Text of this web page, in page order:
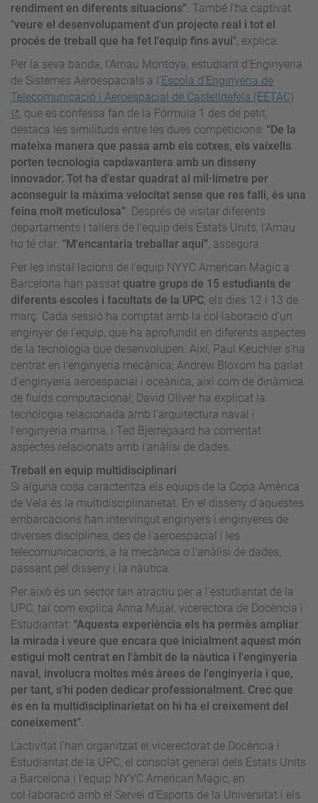
rendiment en diferents situacions”. També l'ha captivat
"veure el desenvolupament d'un projecte real i tot el
procés de treball que ha fet l'equip fins avui", explica.
Per la seva banda, l'Arnau Montoya, estudiant d'Enginyeria
de Sistemes Aeroespacials a l'Escola d'Enginyeria de
Telecomunicació i Aeroespacial de Castelldefels (EETAC)
, que es confessa fan de la Fórmula 1 des de petit,
destaca les similituds entre les dues competicions: “De la
mateixa manera que passa amb els cotxes, els vaixells
porten tecnologia capdavantera amb un disseny
innovador. Tot ha d'estar quadrat al mil·límetre per
aconseguir la màxima velocitat sense que res falli, és una
feina molt meticulosa”. Després de visitar diferents
departaments i tallers de l'equip dels Estats Units, l'Arnau
ho té clar: “M'encantaria treballar aquí”, assegura.
Per les instal·lacions de l'equip NYYC American Magic a
Barcelona han passat quatre grups de 15 estudiants de
diferents escoles i facultats de la UPC, els dies 12 i 13 de
març. Cada sessió ha comptat amb la col·laboració d'un
enginyer de l'equip, que ha aprofundit en diferents aspectes
de la tecnologia que desenvolupen. Així, Paul Keuchler s'ha
centrat en l'enginyeria mecànica; Andrew Bloxom ha parlat
d'enginyeria aeroespacial i oceànica, així com de dinàmica
de fluids computacional; David Oliver ha explicat la
tecnologia relacionada amb l'arquitectura naval i
l'enginyeria marina, i Ted Bjerregaard ha comentat
aspectes relacionats amb l'anàlisi de dades.
Treball en equip multidisciplinari
Si alguna cosa caracteritza els equips de la Copa Amèrica
de Vela és la multidisciplinarietat. En el disseny d'aquestes
embarcacions han intervingut enginyers i enginyeres de
diverses disciplines, des de l'aeroespacial i les
telecomunicacions, a la mecànica o l'anàlisi de dades,
passant pel disseny i la nàutica.
Per això és un sector tan atractiu per a l'estudiantat de la
UPC, tal com explica Anna Mujal, vicerectora de Docència i
Estudiantat: “Aquesta experiència els ha permès ampliar
la mirada i veure que encara que inicialment aquest món
estigui molt centrat en l'àmbit de la nàutica i l'enginyeria
naval, involucra moltes més àrees de l'enginyeria i que,
per tant, s'hi poden dedicar professionalment. Crec que
és en la multidisciplinarietat on hi ha el creixement del
coneixement”.
L'activitat l'han organitzat el vicerectorat de Docència i
Estudiantat de la UPC, el consolat general dels Estats Units
a Barcelona i l'equip NYYC American Magic, en
col·laboració amb el Servei d'Esports de la Universitat i els